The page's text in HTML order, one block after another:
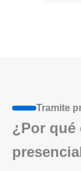
Tramite
¿Por qué